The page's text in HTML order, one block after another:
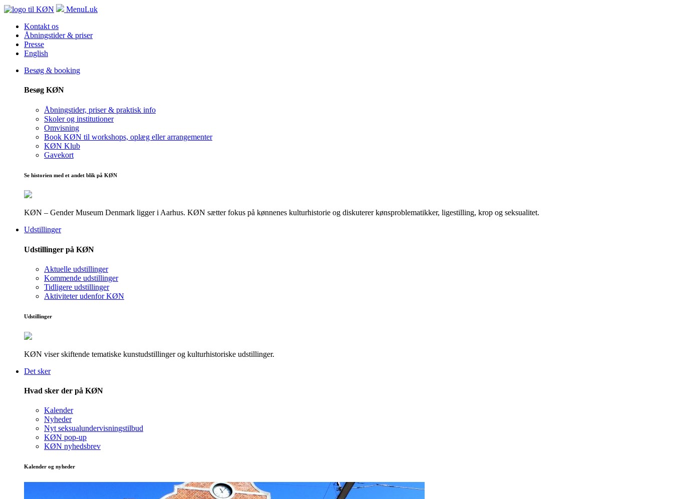
MenuLuk
Kontakt os
Åbningstider & priser
Presse
English
Besøg & booking
Besøg KØN
Åbningstider, priser & praktisk info
Skoler og institutioner
Omvisning
Book KØN til workshops, oplæg eller arrangementer
KØN Klub
Gavekort
Se historien med et andet blik på KØN
KØN – Gender Museum Denmark ligger i Aarhus. KØN sætter fokus på kønnenes kulturhistorie og diskuterer kønsproblematikker, ligestilling, krop og seksualitet.
Udstillinger
Udstillinger på KØN
Aktuelle udstillinger
Kommende udstillinger
Tidligere udstillinger
Aktiviteter udenfor KØN
Udstillinger
KØN viser skiftende tematiske kunstudstillinger og kulturhistoriske udstillinger.
Det sker
Hvad sker der på KØN
Kalender
Nyheder
Nyt seksualundervisningstilbud
KØN pop-up
KØN nyhedsbrev
Kalender og nyheder